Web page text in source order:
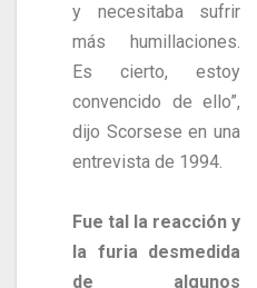
y necesitaba sufrir
más humillaciones.
Es cierto, estoy
convencido de ello”,
dijo Scorsese en una
entrevista de 1994.
Fue tal la reacción y
la furia desmedida
de algunos